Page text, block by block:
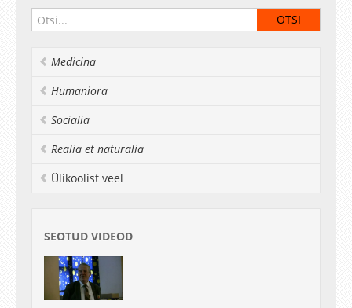
Medicina
Humaniora
Socialia
Realia et naturalia
Ülikoolist veel
SEOTUD VIDEOD